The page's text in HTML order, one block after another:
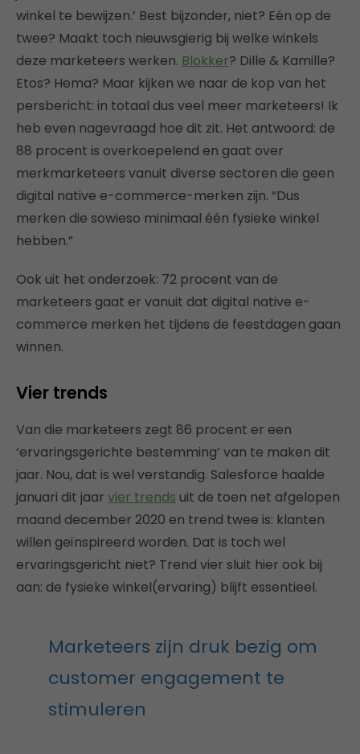
winkel te bewijzen.’ Best bijzonder, niet? Eén op de
twee? Maakt toch nieuwsgierig bij welke winkels
deze marketeers werken. Blokker? Dille & Kamille?
Etos? Hema? Maar kijken we naar de kop van het
persbericht: in totaal dus veel meer marketeers! Ik
heb even nagevraagd hoe dit zit. Het antwoord: de
88 procent is overkoepelend en gaat over
merkmarketeers vanuit diverse sectoren die geen
digital native e-commerce-merken zijn. “Dus
merken die sowieso minimaal één fysieke winkel
hebben.”
Ook uit het onderzoek: 72 procent van de
marketeers gaat er vanuit dat digital native e-
commerce merken het tijdens de feestdagen gaan
winnen.
Vier trends
Van die marketeers zegt 86 procent er een
‘ervaringsgerichte bestemming’ van te maken dit
jaar. Nou, dat is wel verstandig. Salesforce haalde
januari dit jaar vier trends uit de toen net afgelopen
maand december 2020 en trend twee is: klanten
willen geïnspireerd worden. Dat is toch wel
ervaringsgericht niet? Trend vier sluit hier ook bij
aan: de fysieke winkel(ervaring) blijft essentieel.
Marketeers zijn druk bezig om
customer engagement te
stimuleren